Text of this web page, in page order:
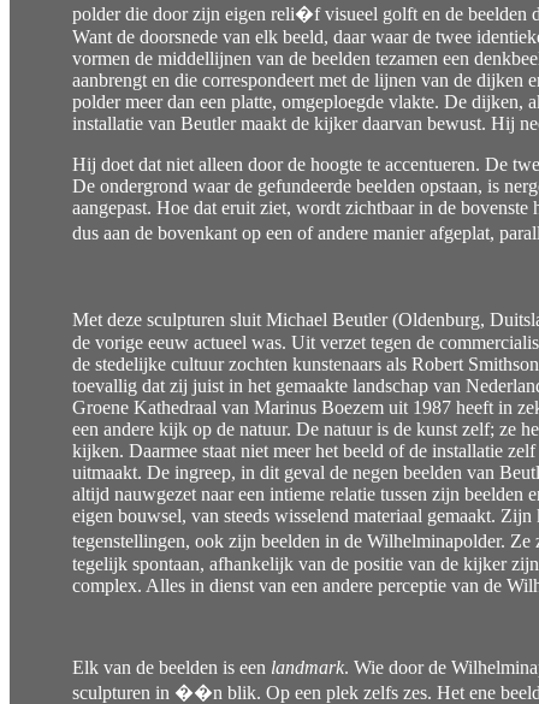
polder die door zijn eigen reli�f visueel golft en de beelden
Want de doorsnede van elk beeld, daar waar de twee
vormen de middellijnen van de beelden tezamen een
aanbrengt en die correspondeert met de lijnen van de
polder meer dan een platte, omgeploegde vlakte. De dijken,
installatie van Beutler maakt de kijker daarvan bewust. Hij
Hij doet dat niet alleen door de hoogte te accentueren. De
De ondergrond waar de gefundeerde beelden opstaan, is
aangepast. Hoe dat eruit ziet, wordt zichtbaar in de
dus aan de bovenkant op een of andere manier afgeplat,
Met deze sculpturen sluit Michael Beutler (Oldenburg,
de vorige eeuw actueel was. Uit verzet tegen de
de stedelijke cultuur zochten kunstenaars als Robert
toevallig dat zij juist in het gemaakte landschap van
Groene Kathedraal van Marinus Boezem uit 1987 heeft in
een andere kijk op de natuur. De natuur is de kunst zelf; ze
kijken. Daarmee staat niet meer het beeld of de installatie
uitmaakt. De ingreep, in dit geval de negen beelden van
altijd nauwgezet naar een intieme relatie tussen zijn
eigen bouwsel, van steeds wisselend materiaal gemaakt.
tegenstellingen, ook zijn beelden in de Wilhelminapolder.
tegelijk spontaan, afhankelijk van de positie van de kijker
complex. Alles in dienst van een andere perceptie van de
Elk van de beelden is een landmark. Wie door de
sculpturen in ��n blik. Op een plek zelfs zes. Het ene